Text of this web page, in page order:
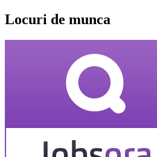
Locuri de munca